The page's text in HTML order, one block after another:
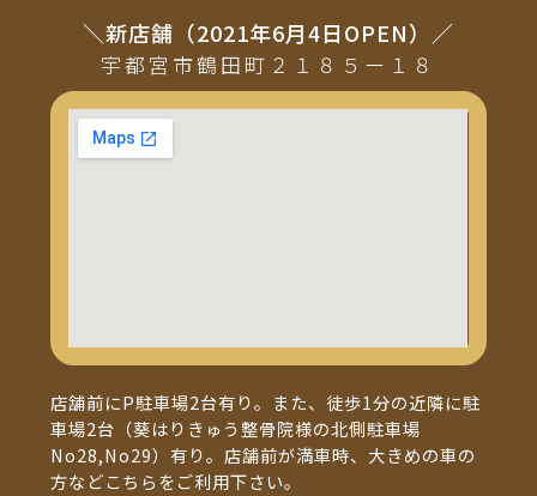
＼新店舗（2021年6月4日OPEN）／
宇都宮市鶴田町２１８５ー１８
店舗前にP駐車場2台有り。また、徒歩1分の近隣に駐
車場2台（葵はりきゅう整骨院様の北側駐車場
No28,No29）有り。店舗前が満車時、大きめの車の
方などこちらをご利用下さい。